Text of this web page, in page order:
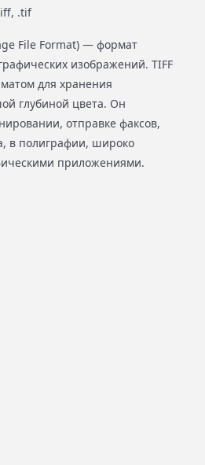
.tif
File Format) — формат
изображений. TIFF
для хранения
глубиной цвета. Он
отправке факсов,
в полиграфии, широко
приложениями.